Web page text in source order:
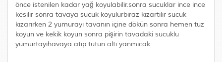
önce istenilen kadar yağ koyulabilir.sonra sucuklar ince ince
kesilir sonra tavaya sucuk koyulurbiraz kızartılır sucuk
kızarırken 2 yumurayı tavanın içine dökün sonra hemen tuz
koyun ve kekik koyun sonra pişirin tavadaki sucuklu
yumurtayıhavaya atıp tutun altı yanmıcak